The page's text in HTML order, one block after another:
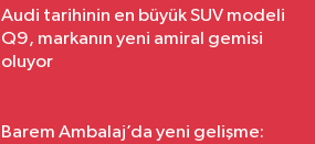
Audi tarihinin en büyük SUV modeli
Q9, markanın yeni amiral gemisi
oluyor
Barem Ambalaj’da yeni gelişme: